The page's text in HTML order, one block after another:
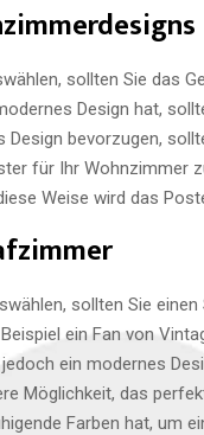
sollten Sie das
Design hat,
bevorzugen,
für Ihr Wohnzimmer
Weise wird das
sollten Sie
ein Fan von
ein modernes
Möglichkeit, das
Farben hat, um